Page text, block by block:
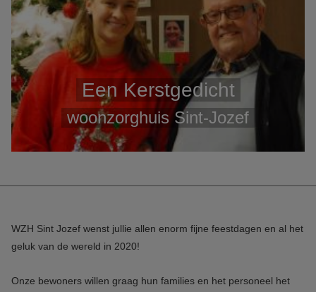
Een Kerstgedicht
woonzorghuis Sint-Jozef
WZH Sint Jozef wenst jullie allen enorm fijne feestdagen en al het
geluk van de wereld in 2020!
Onze bewoners willen graag hun families en het personeel het